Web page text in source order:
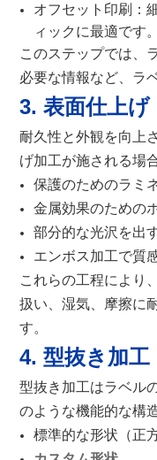
オフセット印刷：
ィックに最適です。
このステップでは、
必要な情報など、ラ
3. 表面仕上げ
耐久性と外観を向上
げ加工が施される場
保護のためのラミ
金属効果のための
部分的な光沢を出
エンボス加工で質
これらの工程により
扱い、湿気、摩擦に
す。
4. 型抜き加工
型抜き加工はラベル
のような機能的な構
標準的な形状（正